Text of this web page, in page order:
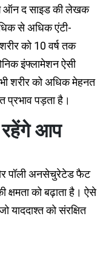
ऑन द साइड की लेखक
से अधिक एंटी-
को 10 वर्ष तक
इंफ्लामेशन ऐसी
शरीर को अधिक मेहनत
प्रभाव पड़ता है।
आप
पॉली अनसेचुरेटेड फैट
क्षमता को बढ़ाता है। ऐसे
याददाश्त को संरक्षित